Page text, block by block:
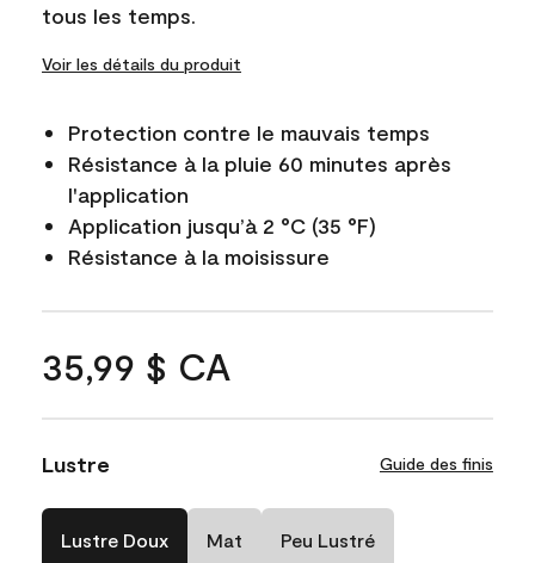
tous les temps.
Voir les détails du produit
Protection contre le mauvais temps
Résistance à la pluie 60 minutes après
l'application
Application jusqu’à 2 °C (35 °F)
Résistance à la moisissure
35,99 $ CA
Lustre Guide des finis
Lustre Doux Mat Peu Lustré